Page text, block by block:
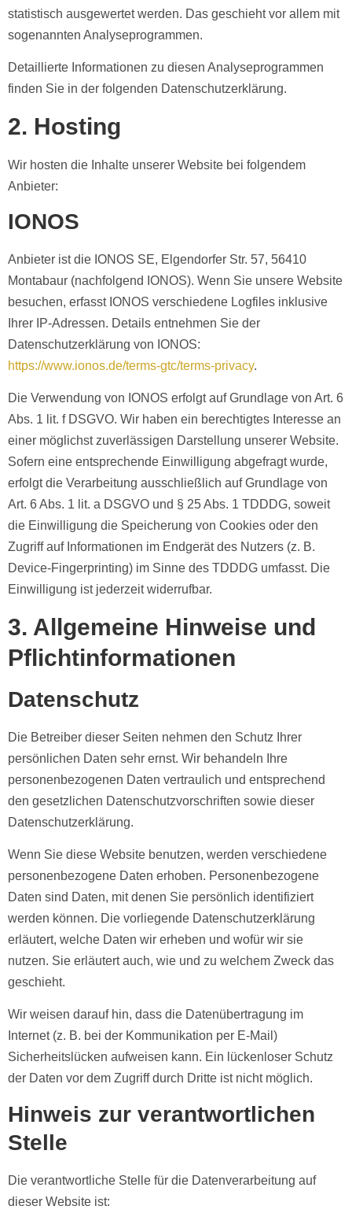
statistisch ausgewertet werden. Das geschieht vor allem mit
sogenannten Analyseprogrammen.
Detaillierte Informationen zu diesen Analyseprogrammen
finden Sie in der folgenden Datenschutzerklärung.
2. Hosting
Wir hosten die Inhalte unserer Website bei folgendem
Anbieter:
IONOS
Anbieter ist die IONOS SE, Elgendorfer Str. 57, 56410
Montabaur (nachfolgend IONOS). Wenn Sie unsere Website
besuchen, erfasst IONOS verschiedene Logfiles inklusive
Ihrer IP-Adressen. Details entnehmen Sie der
Datenschutzerklärung von IONOS:
https://www.ionos.de/terms-gtc/terms-privacy.
Die Verwendung von IONOS erfolgt auf Grundlage von Art. 6
Abs. 1 lit. f DSGVO. Wir haben ein berechtigtes Interesse an
einer möglichst zuverlässigen Darstellung unserer Website.
Sofern eine entsprechende Einwilligung abgefragt wurde,
erfolgt die Verarbeitung ausschließlich auf Grundlage von
Art. 6 Abs. 1 lit. a DSGVO und § 25 Abs. 1 TDDDG, soweit
die Einwilligung die Speicherung von Cookies oder den
Zugriff auf Informationen im Endgerät des Nutzers (z. B.
Device-Fingerprinting) im Sinne des TDDDG umfasst. Die
Einwilligung ist jederzeit widerrufbar.
3. Allgemeine Hinweise und
Pflicht­informationen
Datenschutz
Die Betreiber dieser Seiten nehmen den Schutz Ihrer
persönlichen Daten sehr ernst. Wir behandeln Ihre
personenbezogenen Daten vertraulich und entsprechend
den gesetzlichen Datenschutzvorschriften sowie dieser
Datenschutzerklärung.
Wenn Sie diese Website benutzen, werden verschiedene
personenbezogene Daten erhoben. Personenbezogene
Daten sind Daten, mit denen Sie persönlich identifiziert
werden können. Die vorliegende Datenschutzerklärung
erläutert, welche Daten wir erheben und wofür wir sie
nutzen. Sie erläutert auch, wie und zu welchem Zweck das
geschieht.
Wir weisen darauf hin, dass die Datenübertragung im
Internet (z. B. bei der Kommunikation per E-Mail)
Sicherheitslücken aufweisen kann. Ein lückenloser Schutz
der Daten vor dem Zugriff durch Dritte ist nicht möglich.
Hinweis zur verantwortlichen
Stelle
Die verantwortliche Stelle für die Datenverarbeitung auf
dieser Website ist: